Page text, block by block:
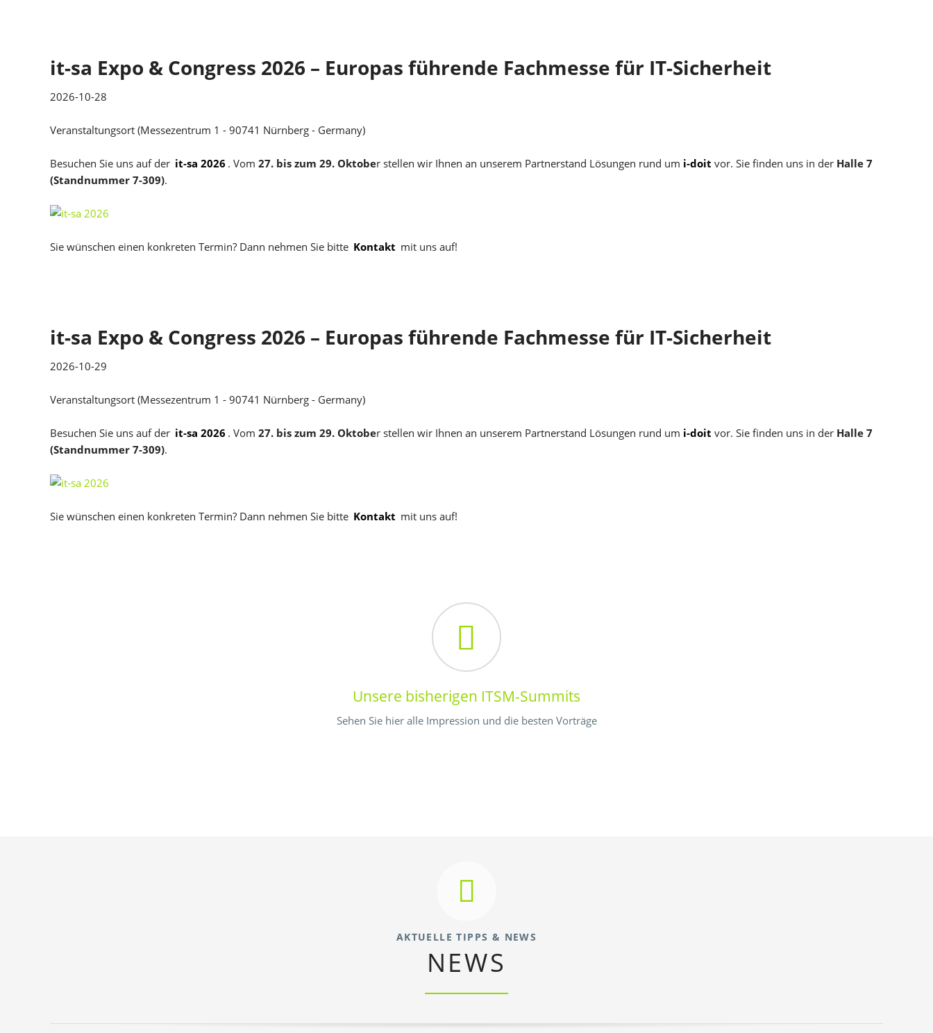
it-sa Expo & Congress 2026 – Europas führende Fachmesse für IT-Sicherheit
2026-10-28
Veranstaltungsort (Messezentrum 1 - 90741 Nürnberg - Germany)
Besuchen Sie uns auf der it-sa 2026 . Vom 27. bis zum 29. Oktober stellen wir Ihnen an unserem Partnerstand Lösungen rund um i-doit vor. Sie finden uns in der Halle 7
(Standnummer 7-309).
Sie wünschen einen konkreten Termin? Dann nehmen Sie bitte Kontakt mit uns auf!
it-sa Expo & Congress 2026 – Europas führende Fachmesse für IT-Sicherheit
2026-10-29
Veranstaltungsort (Messezentrum 1 - 90741 Nürnberg - Germany)
Besuchen Sie uns auf der it-sa 2026 . Vom 27. bis zum 29. Oktober stellen wir Ihnen an unserem Partnerstand Lösungen rund um i-doit vor. Sie finden uns in der Halle 7
(Standnummer 7-309).
Sie wünschen einen konkreten Termin? Dann nehmen Sie bitte Kontakt mit uns auf!
Unsere bisherigen ITSM-Summits
Sehen Sie hier alle Impression und die besten Vorträge
AKTUELLE TIPPS & NEWS
NEWS